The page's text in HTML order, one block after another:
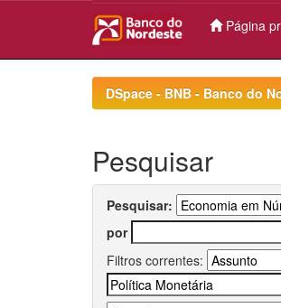
Página
DSpace - BNB - Banco do
Pesquisar
Pesquisar:
por
Filtros correntes: